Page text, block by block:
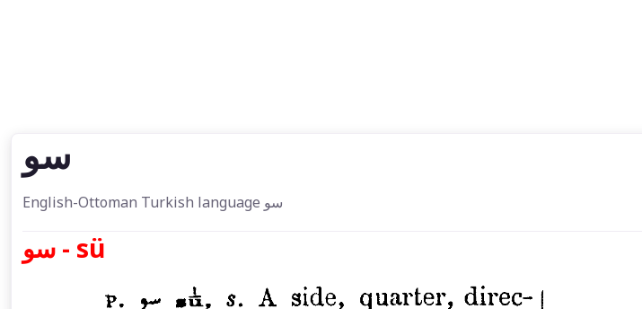
سو
English-Ottoman Turkish language سو
سو - sü